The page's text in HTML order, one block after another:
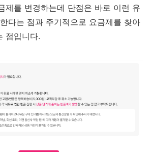
제를 변경하는데 단점은 바로 이런 유
다는 점과 주기적으로 요금제를 찾아
점입니다.